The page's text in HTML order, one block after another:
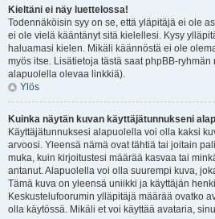
Kieltäni ei näy luettelossa!
Todennäköisin syy on se, että yläpitäjä ei ole
ei ole vielä kääntänyt sitä kielellesi. Kysy
haluamasi kielen. Mikäli käännöstä ei ole
myös itse. Lisätietoja tästä saat phpBB-ryhmän
alapuolella olevaa linkkiä).
Ylös
Kuinka näytän kuvan käyttäjätunnukseni
Käyttäjätunnuksesi alapuolella voi olla kaksi
arvoosi. Yleensä nämä ovat tähtiä tai joitain
muka, kuin kirjoitustesi määrää kasvaa tai
antanut. Alapuolella voi olla suurempi kuva,
Tämä kuva on yleensä uniikki ja käyttäjän
Keskustelufoorumin ylläpitäjä määrää ovatko
olla käytössä. Mikäli et voi käyttää avataria,